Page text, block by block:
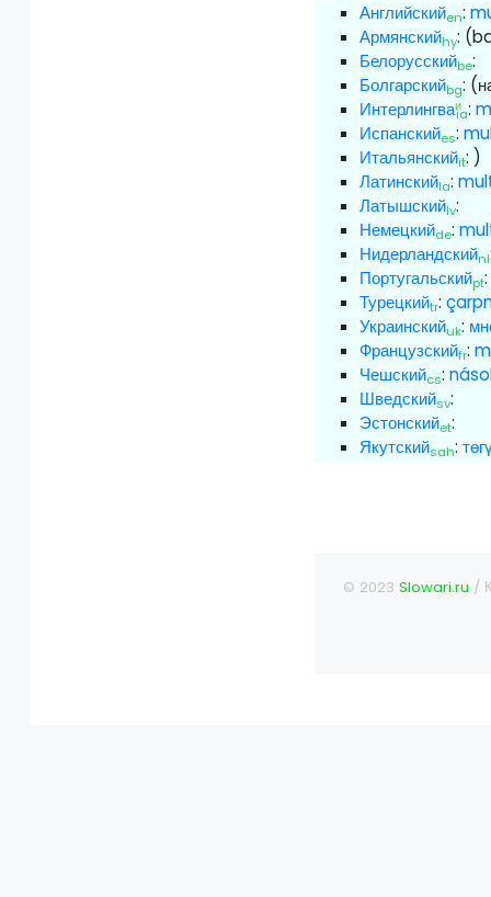
Английскийen:
Армянскийhy:
Белорусскийbe:
Болгарскийbg:
Интерлингваи
ia:
Испанскийes:
Итальянскийit: )
Латинскийla:
Латышскийlv:
Немецкийde:
Нидерландскийnl
Португальскийpt
Турецкийtr:
Украинскийuk:
Французскийfr:
Чешскийcs:
Шведскийsv:
Эстонскийet:
Якутскийsah:
© 2023Slowari.ru /